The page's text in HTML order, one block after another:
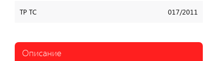
ТР ТС 017/2011
Описание